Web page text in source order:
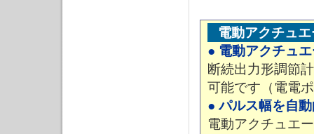
電動アクチュ
● 電動アクチュ
断続出力形調節
可能です（電電
● パルス幅を自
電動アクチュエ